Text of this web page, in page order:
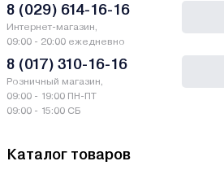
Каталог товаров
8 (029) 614-16-16
Интернет-магазин,
09:00 - 20:00 ежедневно
8 (017) 310-16-16
Розничный магазин,
09:00 - 19:00 ПН-ПТ
09:00 - 15:00 СБ